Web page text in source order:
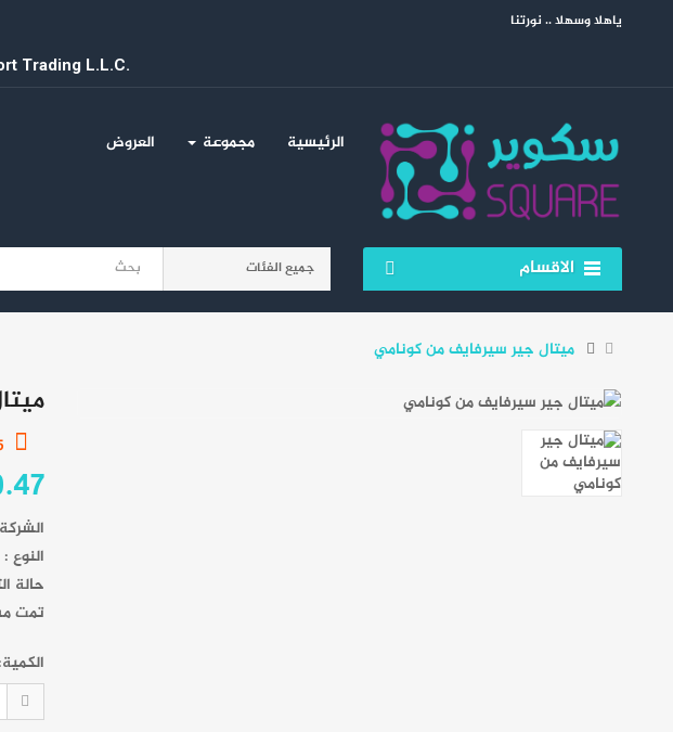
ياهلا وسهلا .. نورتنا
Trading L.L.C.
الرئيسية مجموعة العروض
الاقسام
ميتال جير سيرفايف من كونامي
النوع :
حالة
تمت
الكمية:
مستلزمات وإدوات